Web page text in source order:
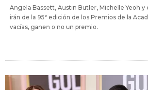
Angela Bassett, Austin Butler, Michelle Yeoh y
irán de la 95ª edición de los Premios de la
vacías, ganen o no un premio.